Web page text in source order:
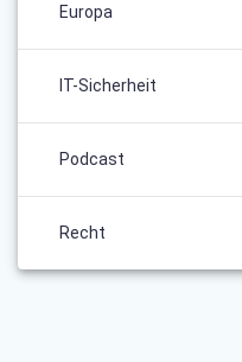
Europa
IT-Sicherheit
Podcast
Recht